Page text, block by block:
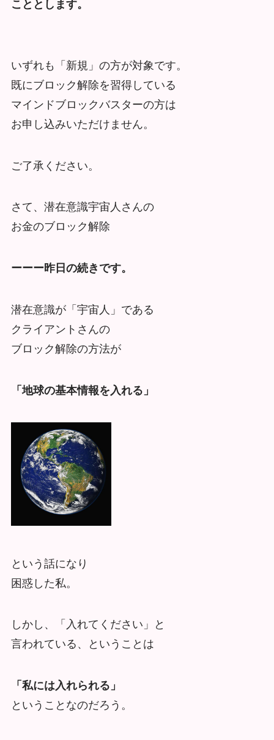
こととします。
いずれも「新規」の方が対象です。
既にブロック解除を習得している
マインドブロックバスターの方は
お申し込みいただけません。
ご了承ください。
さて、潜在意識宇宙人さんの
お金のブロック解除
ーーー昨日の続きです。
潜在意識が「宇宙人」である
クライアントさんの
ブロック解除の方法が
「地球の基本情報を入れる」
という話になり
困惑した私。
しかし、「入れてください」と
言われている、ということは
「私には入れられる」
ということなのだろう。